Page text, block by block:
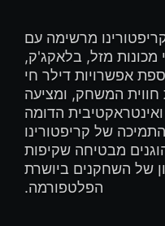
מרשימה עם
מזל, בלאקג'ק,
אפשרויות דילר חי
המשחק, ומציעה
הדומה
של קריפטורינו
מבטיחה שקיפות
של השחקנים ביושרת
הפלטפורמה.